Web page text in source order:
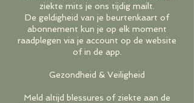
ziekte mits je ons tijdig mailt.
De geldigheid van je beurtenkaart of
abonnement kun je op elk moment
raadplegen via je account op de website
of in de app.
Gezondheid & Veiligheid
Meld altijd blessures of ziekte aan de